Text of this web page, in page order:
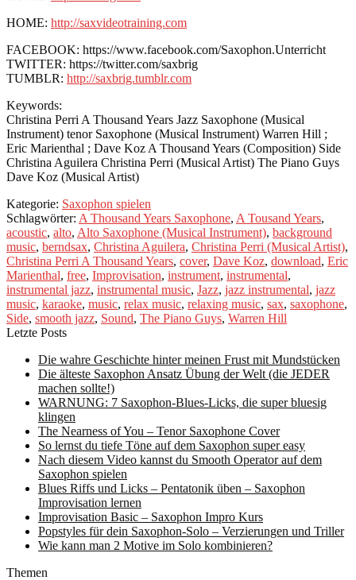
HOME: http://saxvideotraining.com
FACEBOOK: https://www.facebook.com/Saxophon.Unterricht
TWITTER: https://twitter.com/saxbrig
TUMBLR: http://saxbrig.tumblr.com
Keywords:
Christina Perri A Thousand Years Jazz Saxophone (Musical
Instrument) tenor Saxophone (Musical Instrument) Warren Hill ;
Eric Marienthal ; Dave Koz A Thousand Years (Composition) Side
Christina Aguilera Christina Perri (Musical Artist) The Piano Guys
Dave Koz (Musical Artist)
Kategorie: Saxophon spielen
Schlagwörter: A Thousand Years Saxophone, A Tousand Years,
acoustic, alto, Alto Saxophone (Musical Instrument), background
music, berndsax, Christina Aguilera, Christina Perri (Musical Artist),
Christina Perri A Thousand Years, cover, Dave Koz, download, Eric
Marienthal, free, Improvisation, instrument, instrumental,
instrumental jazz, instrumental music, Jazz, jazz instrumental, jazz
music, karaoke, music, relax music, relaxing music, sax, saxophone,
Side, smooth jazz, Sound, The Piano Guys, Warren Hill
Letzte Posts
Die wahre Geschichte hinter meinen Frust mit Mundstücken
Die älteste Saxophon Ansatz Übung der Welt (die JEDER
machen sollte!)
WARNUNG: 7 Saxophon-Blues-Licks, die super bluesig
klingen
The Nearness of You – Tenor Saxophone Cover
So lernst du tiefe Töne auf dem Saxophon super easy
Nach diesem Video kannst du Smooth Operator auf dem
Saxophon spielen
Blues Riffs und Licks – Pentatonik üben – Saxophon
Improvisation lernen
Improvisation Basic – Saxophon Impro Kurs
Popstyles für dein Saxophon-Solo – Verzierungen und Triller
Wie kann man 2 Motive im Solo kombinieren?
Themen